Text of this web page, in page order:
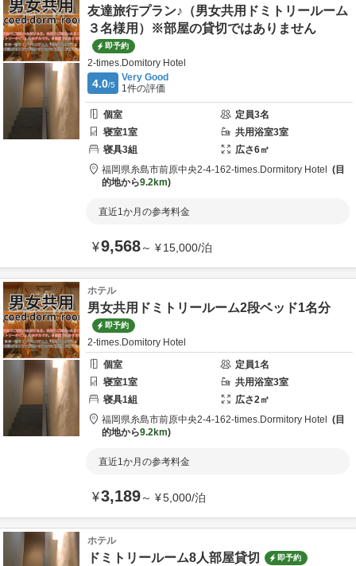
友達旅行プラン♪（男女共用ドミトリールーム
３名様用）※部屋の貸切ではありません
即予約
2-times.Domitory Hotel
4.0/5
Very Good
1件の評価
個室 定員3名
寝室1室 共用浴室3室
寝具3組 広さ6㎡
福岡県糸島市前原中央2-4-162-times.Dormitory Hotel
目
的地から9.2km
直近1か月の参考料金
¥9,568～ ¥15,000/泊
ホテル
男女共用ドミトリールーム2段ベッド1名分
即予約
2-times.Domitory Hotel
個室
定員1名
寝室1室 共用浴室3室
寝具1組 広さ2㎡
福岡県糸島市前原中央2-4-162-times.Dormitory Hotel
目
的地から9.2km
直近1か月の参考料金
¥3,189～ ¥5,000/泊
ホテル
ドミトリールーム8人部屋貸切 即予約